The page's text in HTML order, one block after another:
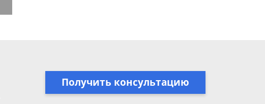
Получить консультацию